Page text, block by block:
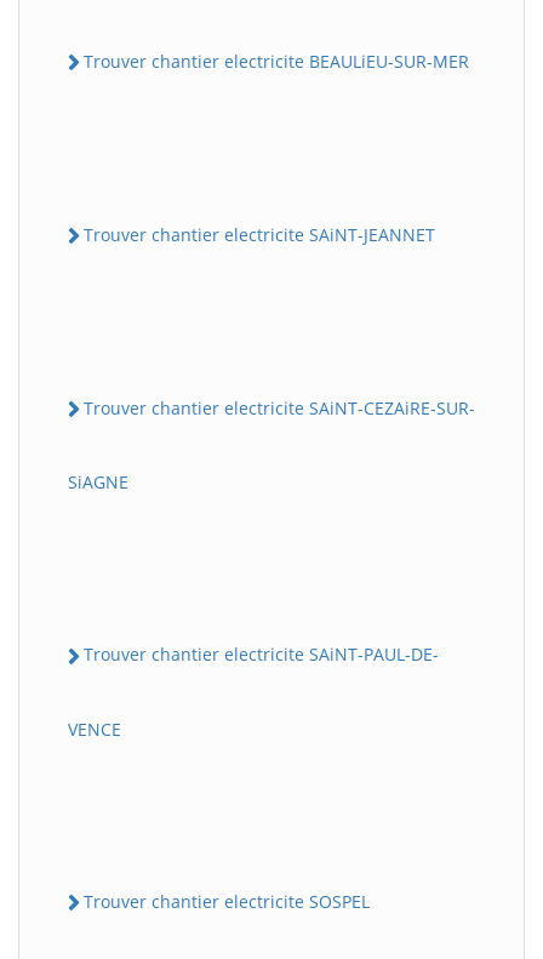
Trouver chantier electricite BEAULiEU-SUR-MER
Trouver chantier electricite SAiNT-JEANNET
Trouver chantier electricite SAiNT-CEZAiRE-SUR-
SiAGNE
Trouver chantier electricite SAiNT-PAUL-DE-
VENCE
Trouver chantier electricite SOSPEL